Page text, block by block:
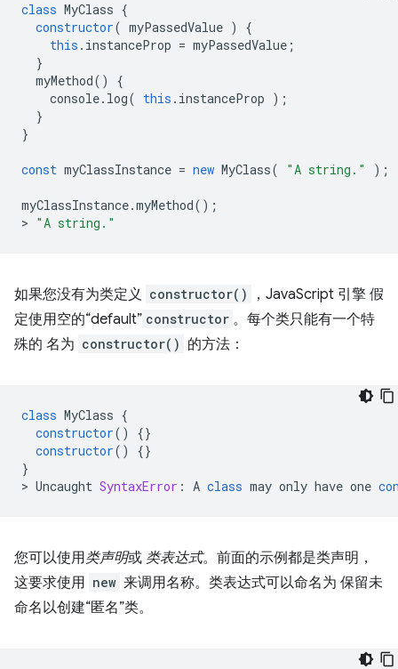
class MyClass {
constructor( myPassedValue )
{
this . instanceProp = myPassedValue ;
}
myMethod()
{
console. log( this . instanceProp );
}
}
const myClassInstance = new MyClass( "A string." );
myClassInstance.myMethod();
> "A string."
如果您没有为类定义 constructor()
，JavaScript 引擎 假
定使用空的“default” constructor 。每个类只能有一个特
殊的 名为 constructor() 的方法：
class MyClass {
constructor()
{}
constructor()
{}
}
> Uncaught SyntaxError : A class may only have one
您可以使用类声明或 类表达式。前面的示例都是类声明，
这要求使用 new 来调用名称。类表达式可以命名为 保留未
命名以创建“匿名”类。